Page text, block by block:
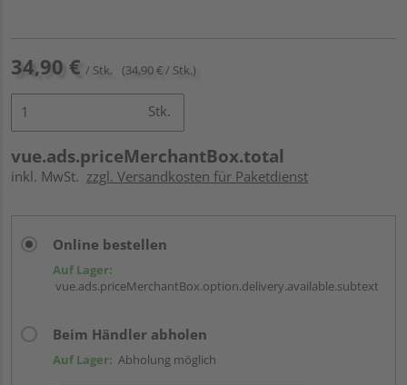
34,90 € / Stk. (34,90 € / Stk.)
Stk.
vue.ads.priceMerchantBox.total
inkl. MwSt. zzgl. Versandkosten für Paketdienst
Online bestellen
Auf Lager:
vue.ads.priceMerchantBox.option.delivery.available.subtext
Beim Händler abholen
Auf Lager: Abholung möglich